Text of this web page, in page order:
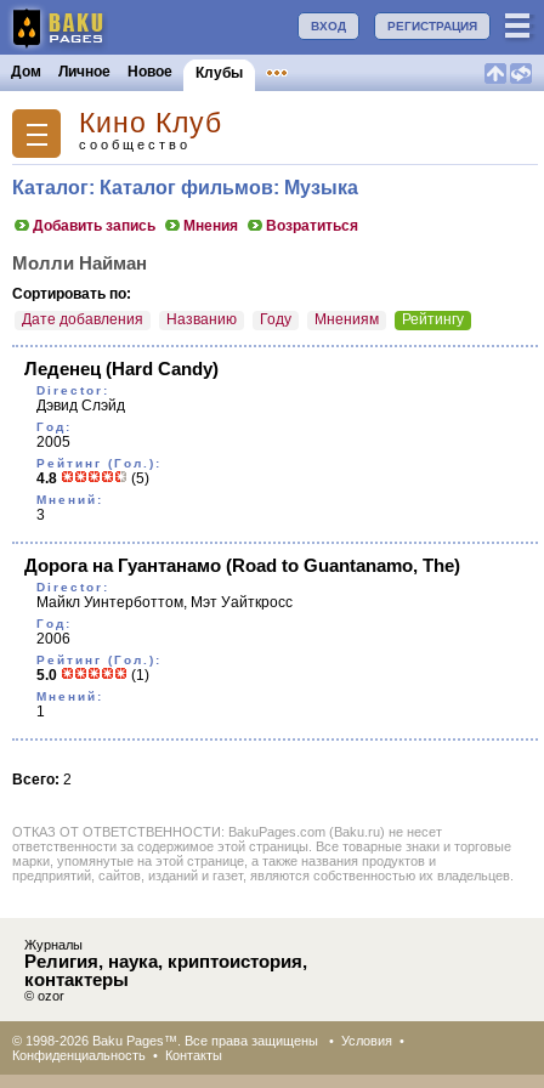
РЕГИСТРАЦИЯ
ВХОД
Дом Личное Новое Клубы
Кино Клуб
сообщество
Каталог: Каталог фильмов: Музыка
Добавить запись Мнения Возратиться
Молли Найман
Сортировать по:
Дате добавления
Названию Году Мнениям Рейтингу
Леденец (Hard Candy)
Director:
Дэвид Слэйд
Год:
2005
Рейтинг (Гол.):
4.8 (5)
Мнений:
3
Дорога на Гуантанамо (Road to Guantanamo, The)
Director:
Майкл Уинтерботтом, Мэт Уайткросс
Год:
2006
Рейтинг (Гол.):
5.0 (1)
Мнений:
1
Всего: 2
ОТКАЗ ОТ ОТВЕТСТВЕННОСТИ: BakuPages.com (Baku.ru) не несет
ответственности за содержимое этой страницы. Все товарные знаки и торговые
марки, упомянутые на этой странице, а также названия продуктов и
предприятий, сайтов, изданий и газет, являются собственностью их владельцев.
Журналы
Религия, наука, криптоистория,
контактеры
© ozor
© 1998-2026 Baku Pages™. Все права защищены • Условия •
Конфиденциальность • Контакты